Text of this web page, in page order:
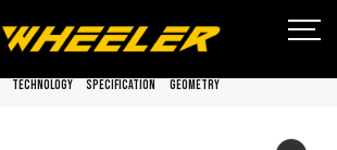
TECHNOLOGY SPECIFICATION GEOMETRY